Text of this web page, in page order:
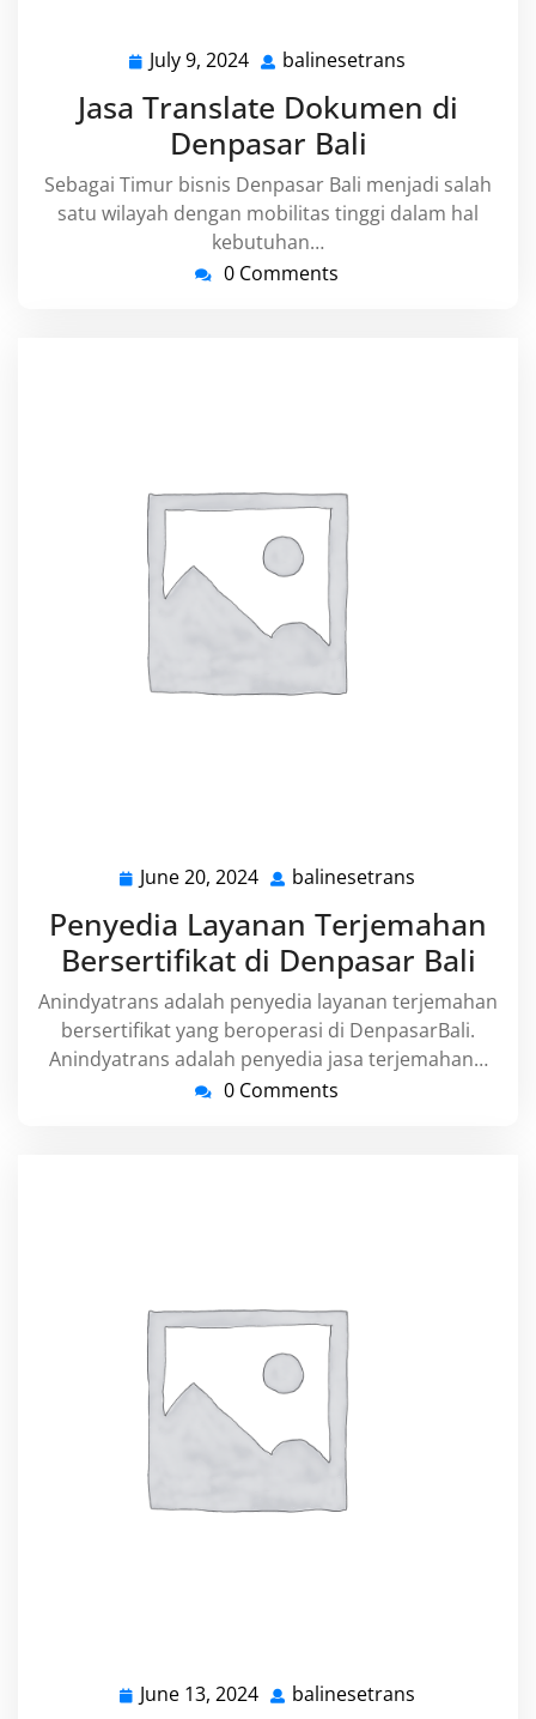
July 9, 2024 July
2024
balinesetrans
Jasa Translate Dokumen di
Denpasar Bali
Sebagai Timur bisnis Denpasar Bali menjadi salah
satu wilayah dengan mobilitas tinggi dalam hal
kebutuhan…
0 Comments
June 20, 2024 June
2024
balinesetrans
Penyedia Layanan Terjemahan
Bersertifikat di Denpasar Bali
Anindyatrans adalah penyedia layanan terjemahan
bersertifikat yang beroperasi di DenpasarBali.
Anindyatrans adalah penyedia jasa terjemahan…
0 Comments
June 13, 2024 Junebalinesetrans